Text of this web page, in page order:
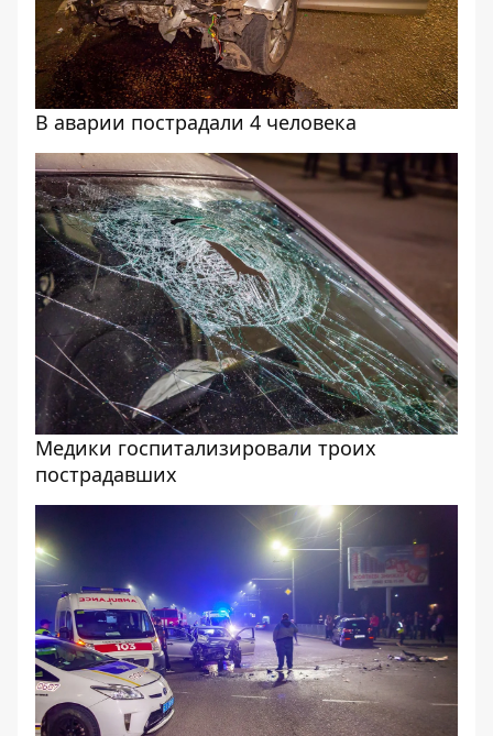
В аварии пострадали 4 человека
Медики госпитализировали троих
пострадавших